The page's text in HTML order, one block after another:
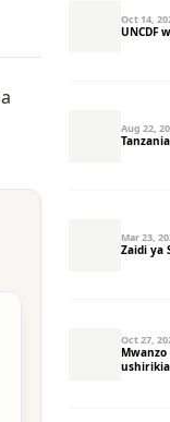
Oct 14,
UNCDF
Aug 22,
Mar 23,
Zaidi ya
Oct 27,